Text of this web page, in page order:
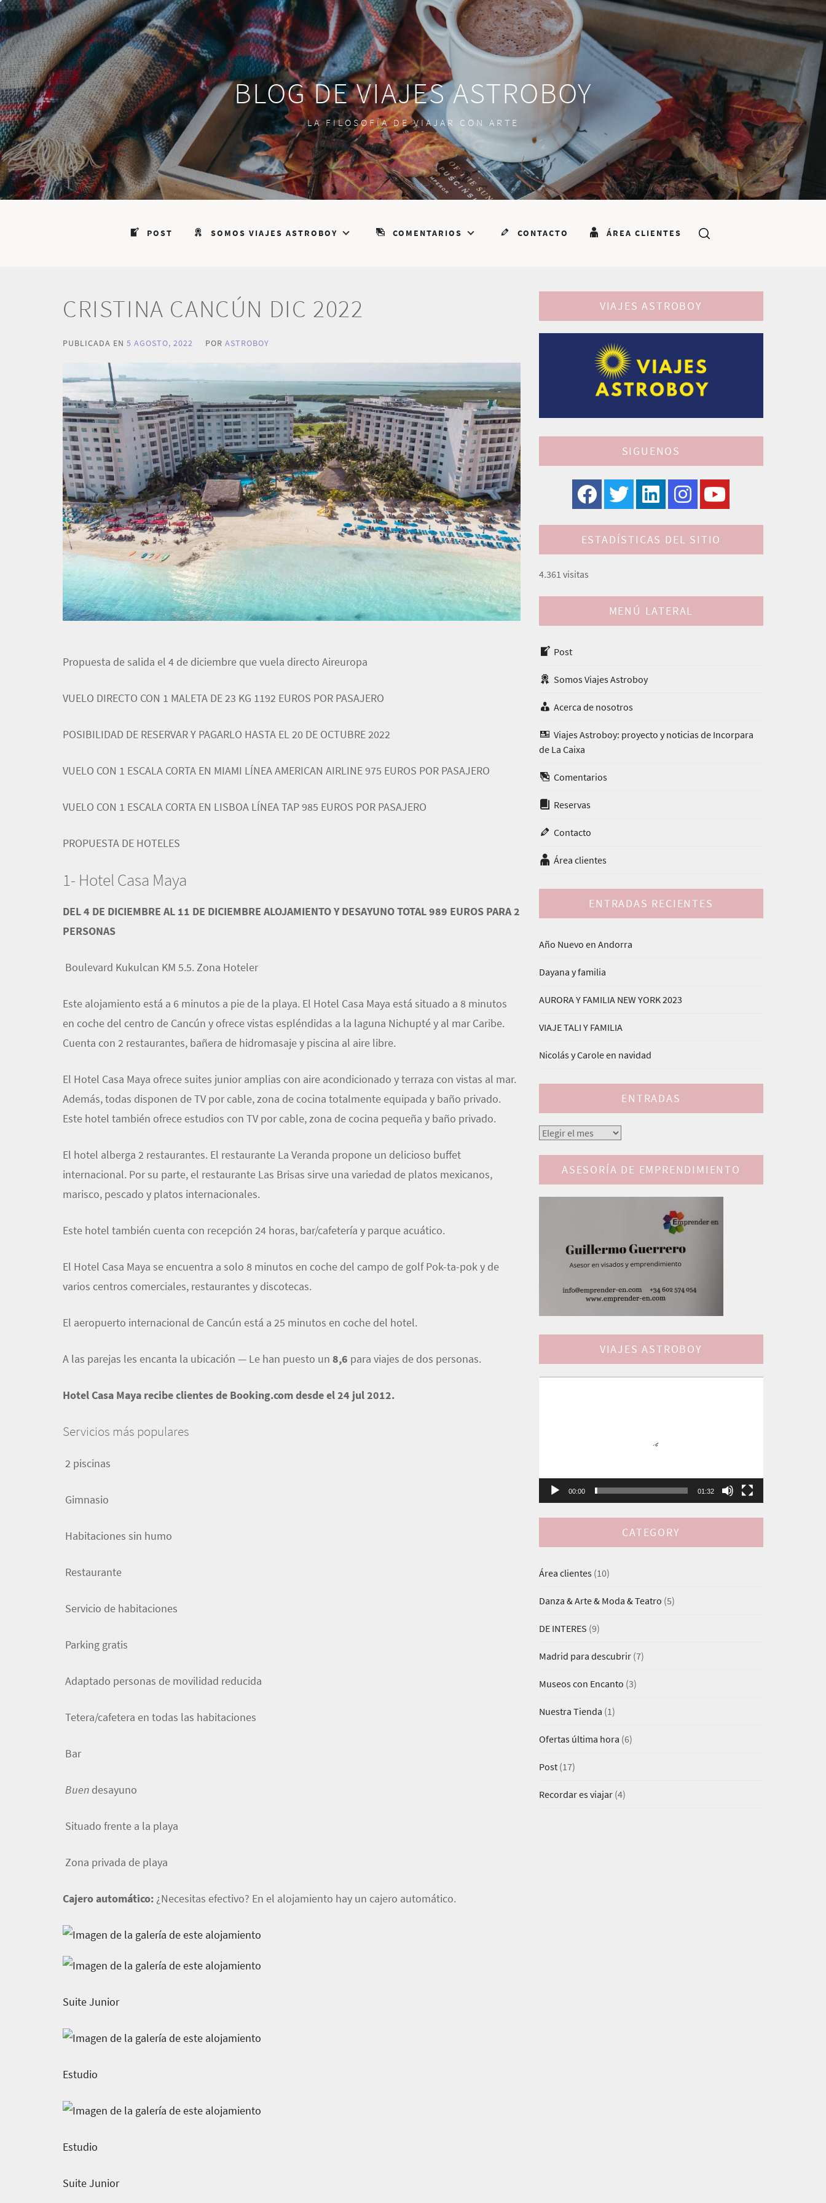
Saltar
al
contenido
BLOG DE VIAJES ASTROBOY
LA FILOSOFÍA DE VIAJAR CON ARTE
POST SOMOS VIAJES ASTROBOY COMENTARIOS CONTACTO ÁREA CLIENTES
CRISTINA CANCÚN DIC 2022
PUBLICADA EN 5 AGOSTO, 2022 POR ASTROBOY
Propuesta de salida el 4 de diciembre que vuela directo Aireuropa
VUELO DIRECTO CON 1 MALETA DE 23 KG 1192 EUROS POR PASAJERO
POSIBILIDAD DE RESERVAR Y PAGARLO HASTA EL 20 DE OCTUBRE 2022
VUELO CON 1 ESCALA CORTA EN MIAMI LÍNEA AMERICAN AIRLINE 975 EUROS POR PASAJERO
VUELO CON 1 ESCALA CORTA EN LISBOA LÍNEA TAP 985 EUROS POR PASAJERO
PROPUESTA DE HOTELES
1- Hotel Casa Maya
DEL 4 DE DICIEMBRE AL 11 DE DICIEMBRE ALOJAMIENTO Y DESAYUNO TOTAL 989 EUROS PARA 2
PERSONAS
Boulevard Kukulcan KM 5.5. Zona Hoteler
Este alojamiento está a 6 minutos a pie de la playa. El Hotel Casa Maya está situado a 8 minutos
en coche del centro de Cancún y ofrece vistas espléndidas a la laguna Nichupté y al mar Caribe.
Cuenta con 2 restaurantes, bañera de hidromasaje y piscina al aire libre.
El Hotel Casa Maya ofrece suites junior amplias con aire acondicionado y terraza con vistas al mar.
Además, todas disponen de TV por cable, zona de cocina totalmente equipada y baño privado.
Este hotel también ofrece estudios con TV por cable, zona de cocina pequeña y baño privado.
El hotel alberga 2 restaurantes. El restaurante La Veranda propone un delicioso buffet
internacional. Por su parte, el restaurante Las Brisas sirve una variedad de platos mexicanos,
marisco, pescado y platos internacionales.
Este hotel también cuenta con recepción 24 horas, bar/cafetería y parque acuático.
El Hotel Casa Maya se encuentra a solo 8 minutos en coche del campo de golf Pok-ta-pok y de
varios centros comerciales, restaurantes y discotecas.
El aeropuerto internacional de Cancún está a 25 minutos en coche del hotel.
A las parejas les encanta la ubicación — Le han puesto un 8,6 para viajes de dos personas.
Hotel Casa Maya recibe clientes de Booking.com desde el 24 jul 2012.
Servicios más populares
2 piscinas
Gimnasio
Habitaciones sin humo
Restaurante
Servicio de habitaciones
Parking gratis
Adaptado personas de movilidad reducida
Tetera/cafetera en todas las habitaciones
Bar
Buen desayuno
Situado frente a la playa
Zona privada de playa
Cajero automático: ¿Necesitas efectivo? En el alojamiento hay un cajero automático.
Suite Junior
Estudio
Estudio
Suite Junior
VIAJES ASTROBOY
SIGUENOS
ESTADÍSTICAS DEL SITIO
4.361 visitas
MENÚ LATERAL
Post
Somos Viajes Astroboy
Acerca de nosotros
Viajes Astroboy: proyecto y noticias de Incorpara
de La Caixa
Comentarios
Reservas
Contacto
Área clientes
ENTRADAS RECIENTES
Año Nuevo en Andorra
Dayana y familia
AURORA Y FAMILIA NEW YORK 2023
VIAJE TALI Y FAMILIA
Nicolás y Carole en navidad
ENTRADAS
Entradas
ASESORÍA DE EMPRENDIMIENTO
VIAJES ASTROBOY
00:00 01:32
CATEGORY
Área clientes(10)
Danza & Arte & Moda & Teatro (5)
DE INTERES (9)
Madrid para descubrir(7)
Museos con Encanto (3)
Nuestra Tienda (1)
Ofertas última hora (6)
Post(17)
Recordar es viajar(4)